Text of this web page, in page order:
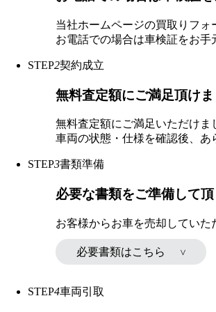
当社ホームページの買取りフォ
お電話での場合は車検証をお手
STEP2契約成立
無料査定額にご満足頂け
無料査定額にご満足いただけま
車両の状態・仕様を確認後、あ
STEP3書類準備
必要な書類をご準備して頂
お客様からお車を売却していた
必要書類はこちら
STEP4車両引取